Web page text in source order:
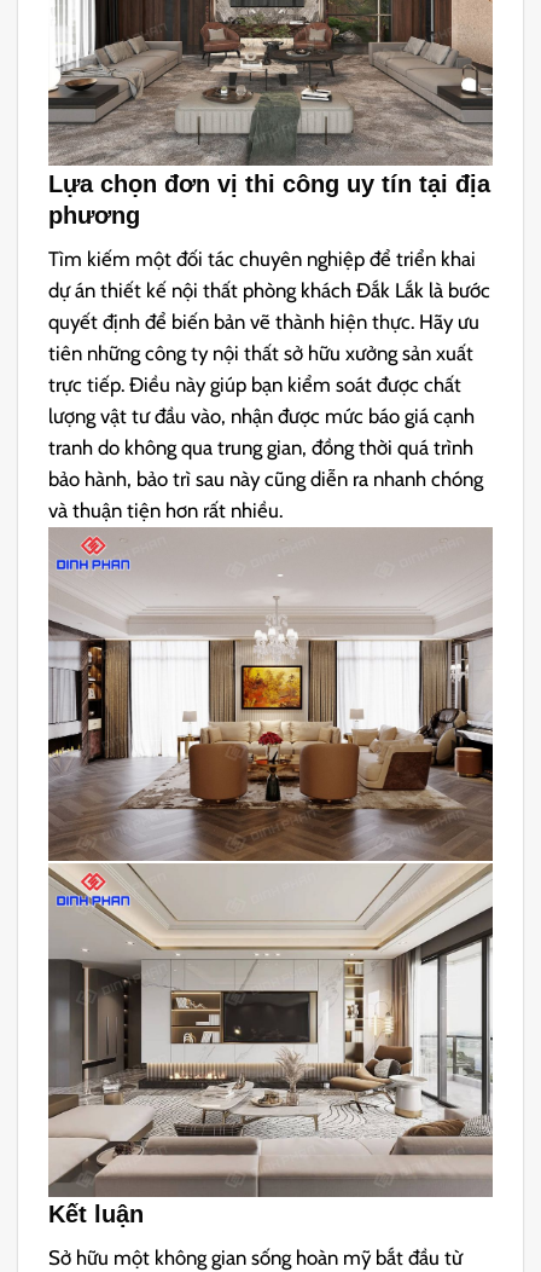
Lựa chọn đơn vị thi công uy tín tại địa
phương
Tìm kiếm một đối tác chuyên nghiệp để triển khai
dự án thiết kế nội thất phòng khách Đắk Lắk là bước
quyết định để biến bản vẽ thành hiện thực. Hãy ưu
tiên những công ty nội thất sở hữu xưởng sản xuất
trực tiếp. Điều này giúp bạn kiểm soát được chất
lượng vật tư đầu vào, nhận được mức báo giá cạnh
tranh do không qua trung gian, đồng thời quá trình
bảo hành, bảo trì sau này cũng diễn ra nhanh chóng
và thuận tiện hơn rất nhiều.
Kết luận
Sở hữu một không gian sống hoàn mỹ bắt đầu từ